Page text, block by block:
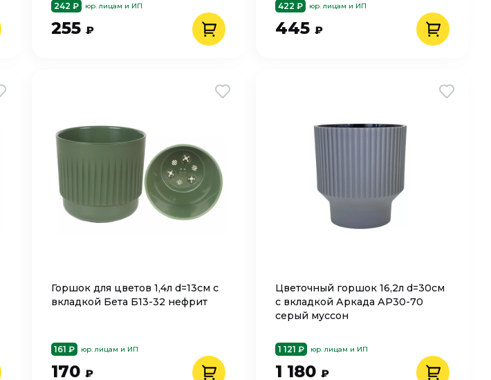
242 ₽ юр. лицам и ИП
255 ₽
422 ₽ юр. лицам и ИП
445 ₽
Горшок для цветов 1,4л d=13см с
вкладкой Бета Б13-32 нефрит
161 ₽ юр. лицам и ИП
170 ₽
Цветочный горшок 16,2л d=30см
с вкладкой Аркада АР30-70
серый муссон
1 121 ₽ юр. лицам и ИП
1 180 ₽